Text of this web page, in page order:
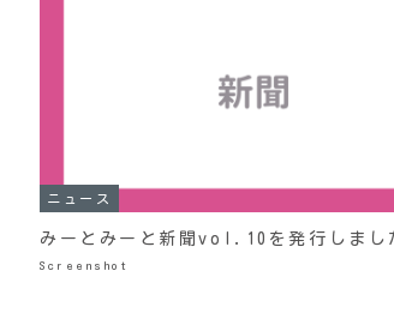
ニュース
みーとみーと新聞vol.10を発行しまし
Screenshot